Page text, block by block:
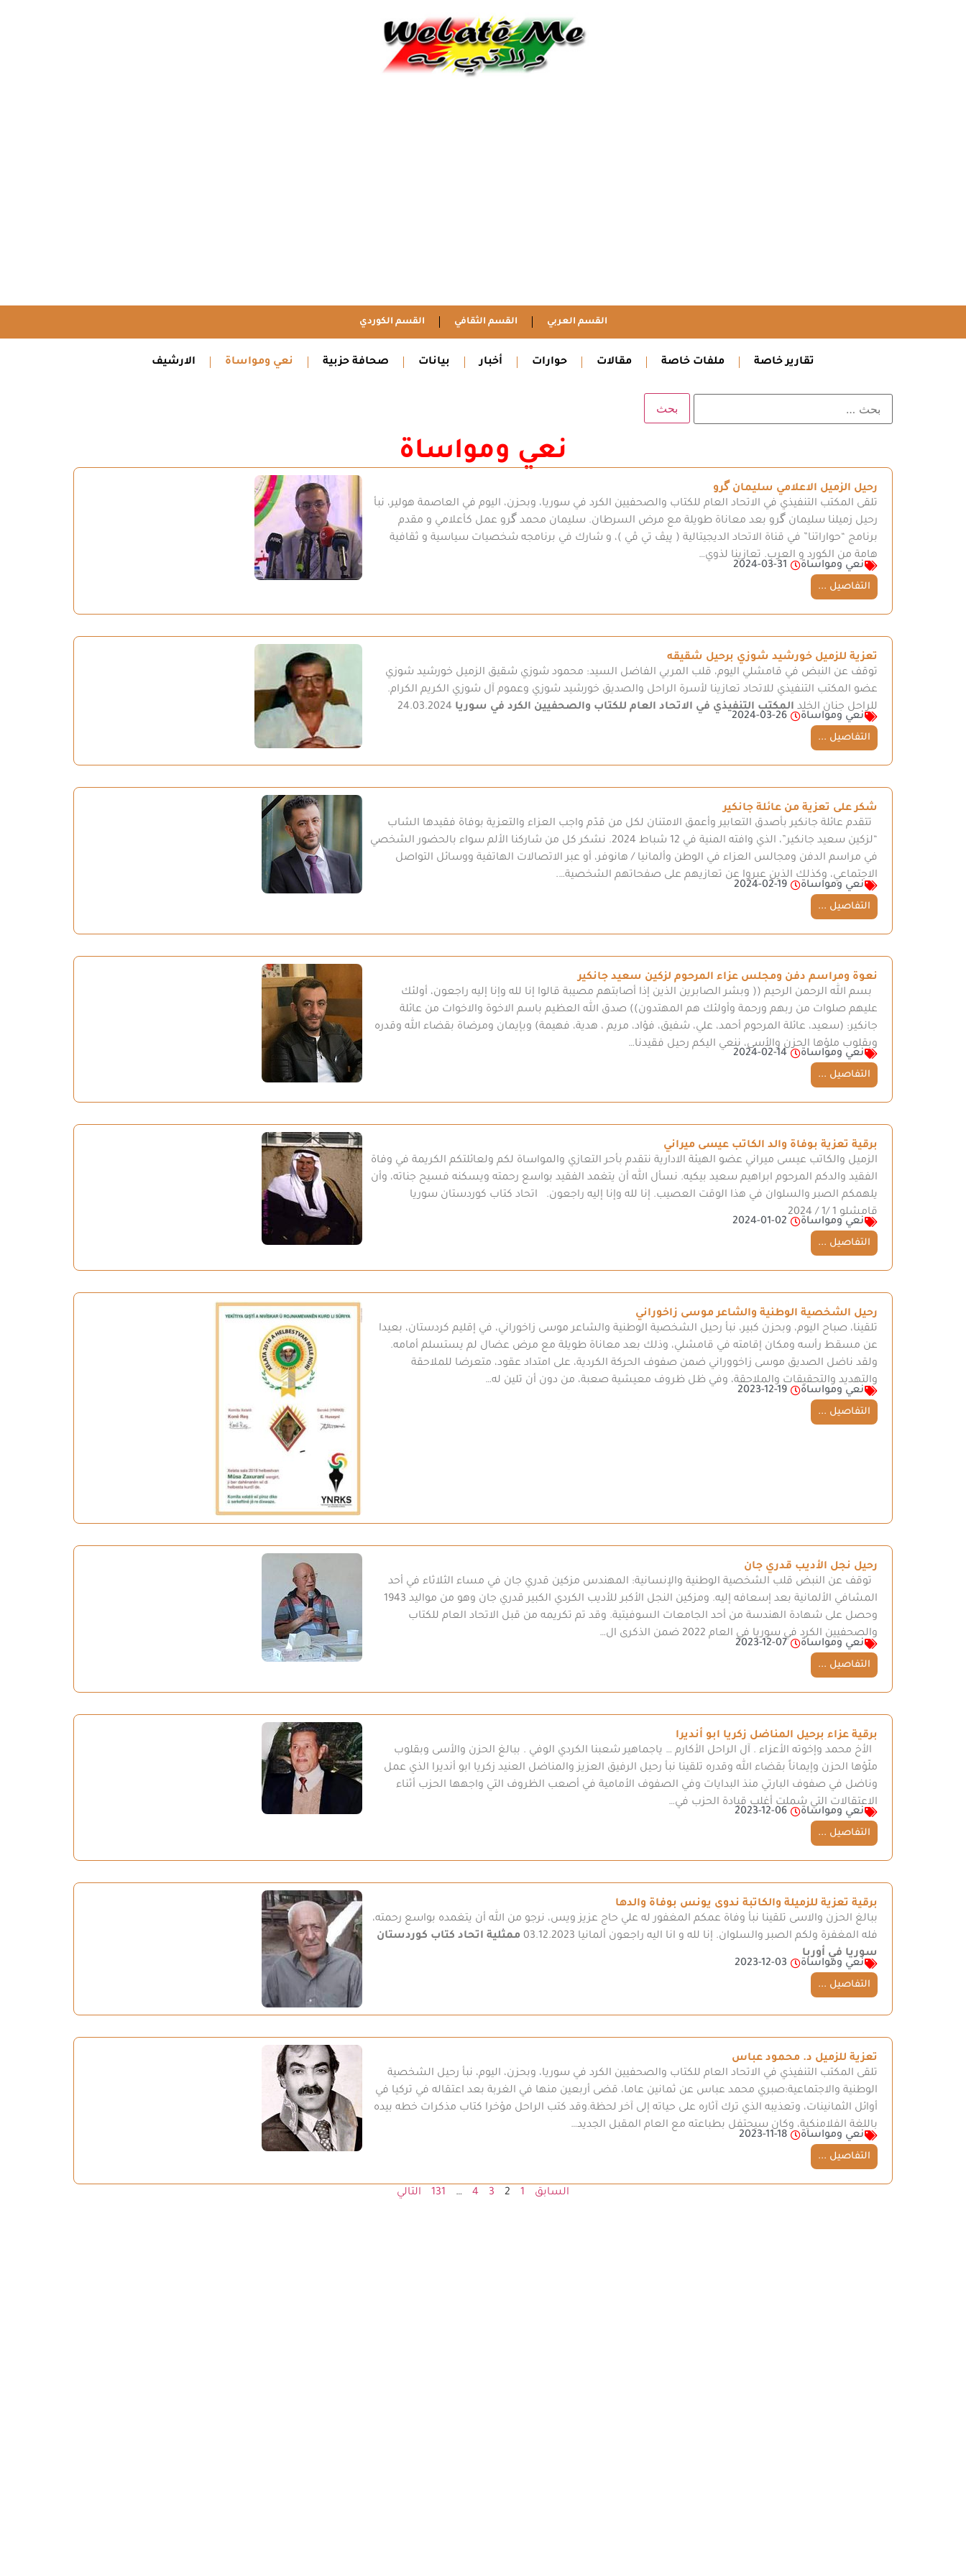
القسم العربي القسم الثقافي القسم الكوردي
تقارير خاصة ملفات خاصة مقالات حوارات أخبار بيانات صحافة حزبية نعي ومواساة الارشيف
نعي ومواساة
رحيل الزميل الاعلامي سليمان گرو
تلقى المكتب التنفيذي في الاتحاد العام للكتاب والصحفيين الكرد في سوريا، وبحزن، اليوم في العاصمة هولير، نبأ
رحيل زميلنا سليمان گرو بعد معاناة طويلة مع مرض السرطان. سليمان محمد گرو عمل كأعلامي و مقدم
برنامج “حواراتنا” في قناة الاتحاد الديجيتالية ( پيڤ تي ڤي )، و شارك في برنامجه شخصيات سياسية و ثقافية
هامة من الكورد و العرب. تعازينا لذوي…
نعي ومواساة
2024-03-31
التفاصيل ...
تعزية للزميل خورشيد شوزي برحيل شقيقه
توقف عن النبض في قامشلي اليوم، قلب المربي الفاضل السيد: محمود شوزي شقيق الزميل خورشيد شوزي
عضو المكتب التنفيذي للاتحاد تعازينا لأسرة الراحل والصديق خورشيد شوزي وعموم آل شوزي الكريم الكرام.
للراحل جنان الخلد المكتب التنفيذي في الاتحاد العام للكتاب والصحفيين الكرد في سوريا
نعي ومواساة
2024-03-26
التفاصيل ...
شكر على تعزية من عائلة جانكير
تتقدم عائلة جانكير بأصدق التعابير وأعمق الامتنان لكل من قدّم واجب العزاء والتعزية بوفاة فقيدها الشاب
“لزكين سعيد جانكير”، الذي وافته المنية في 12 شباط 2024. نشكر كل من شاركنا الألم سواء بالحضور الشخصي
في مراسم الدفن ومجالس العزاء في الوطن وألمانيا / هانوفر، أو عبر الاتصالات الهاتفية ووسائل التواصل
الاجتماعي، وكذلك الذين عبروا عن تعازيهم على صفحاتهم الشخصية….
نعي ومواساة
2024-02-19
التفاصيل ...
نعوة ومراسم دفن ومجلس عزاء المرحوم لزكين سعيد جانكير
بسم الله الرحمن الرحيم (( وبشر الصابرين الذين إذا أصابتهم مصيبة قالوا إنا لله وإنا إليه راجعون، أولئك
عليهم صلوات من ربهم ورحمة وأولئك هم المهتدون)) صدق الله العظيم باسم الاخوة والاخوات من عائلة
جانكير: (سعيد، عائلة المرحوم أحمد، علي، شفيق، فؤاد، مريم ، هدية، فهيمة) وبإيمان ومرضاة بقضاء الله وقدره
وبقلوب ملؤها الحزن والأسى، ننعي اليكم رحيل فقيدنا…
نعي ومواساة
2024-02-14
التفاصيل ...
برقية تعزية بوفاة والد الكاتب عيسى ميراني
الزميل والكاتب عيسى ميراني عضو الهيئة الادارية نتقدم بأحر التعازي والمواساة لكم ولعائلتكم الكريمة في وفاة
الفقيد والدكم المرحوم ابراهيم سعيد بيكيه. نسأل الله أن يتغمد الفقيد بواسع رحمته ويسكنه فسيح جناته، وأن
يلهمكم الصبر والسلوان في هذا الوقت العصيب. إنا لله وإنا إليه راجعون. اتحاد كتاب كوردستان سوريا
قامشلو 1 /1 / 2024
نعي ومواساة
2024-01-02
التفاصيل ...
رحيل الشخصية الوطنية والشاعر موسى زاخوراني
تلقينا، صباح اليوم، وبحزن كبير، نبأ رحيل الشخصية الوطنية والشاعر موسى زاخوراني، في إقليم كردستان، بعيدا
عن مسقط رأسه ومكان إقامته في قامشلي، وذلك بعد معاناة طويلة مع مرض عضال لم يستسلم أمامه.
ولقد ناضل الصديق موسى زاخووراني ضمن صفوف الحركة الكردية، على امتداد عقود، متعرضا للملاحقة
والتهديد والتحقيقات والملاحقة، وفي ظل ظروف معيشية صعبة، من دون أن تلين له…
نعي ومواساة
2023-12-19
التفاصيل ...
رحيل نجل الأديب قدري جان
توقف عن النبض قلب الشخصية الوطنية والإنسانية: المهندس مزكين قدري جان في مساء الثلاثاء في أحد
المشافي الألمانية بعد إسعافه إليه. ومزكين النجل الأكبر للأديب الكردي الكبير قدري جان وهو من مواليد 1943
وحصل على شهادة الهندسة من أحد الجامعات السوفيتية. وقد تم تكريمه من قبل الاتحاد العام للكتاب
والصحفيين الكرد في سوريا في العام 2022 ضمن الذكرى ال…
نعي ومواساة
2023-12-07
التفاصيل ...
برقية عزاء برحيل المناضل زكريا ابو أنديرا
الأخ محمد وإخوته الأعزاء . آل الراحل الأكارم … ياجماهير شعبنا الكردي الوفي . ببالغ الحزن والأسى وبقلوب
ملّؤها الحزن وإيماناً بقضاء الله وقدره تلقينا نبأ رحيل الرفيق العزيز والمناضل العنيد زكريا ابو أنديرا الذي عمل
وناضل في صفوف البارتي منذ البدايات وفي الصفوف الأمامية في أصعب الظروف التي واجهها الحزب أثناء
الاعتقالات التي شملت أغلب قيادة الحزب في…
نعي ومواساة
2023-12-06
التفاصيل ...
برقية تعزية للزميلة والكاتبة ندوى يونس بوفاة والدها
ببالغ الحزن والاسى تلقينا نبأ وفاة عمكم المغفور له علي حاج عزيز ويس، نرجو من الله أن يتغمده بواسع رحمته،
فله المغفرة ولكم الصبر والسلوان. إنا لله و انا اليه راجعون ألمانيا 03.12.2023
ممثلية اتحاد كتاب كوردستان
سوريا في أوربا
نعي ومواساة
2023-12-03
التفاصيل ...
تعزية للزميل د. محمود عباس
تلقى المكتب التنفيذي في الاتحاد العام للكتاب والصحفيين الكرد في سوريا، وبحزن، اليوم، نبأ رحيل الشخصية
الوطنية والاجتماعية:صبري محمد عباس عن ثمانين عاما، قضى أربعين منها في الغربة بعد اعتقاله في تركيا في
أوائل الثمانينات، وتعذيبه الذي ترك آثاره على حياته إلى آخر لحظة.وقد كتب الراحل مؤخرا كتاب مذكرات خطه بيده
باللغة الفلامنكية، وكان سيحتفل بطباعته مع العام المقبل الجديد…
نعي ومواساة
2023-11-18
التفاصيل ...
السابق 1
2
3
4
…
131 التالي